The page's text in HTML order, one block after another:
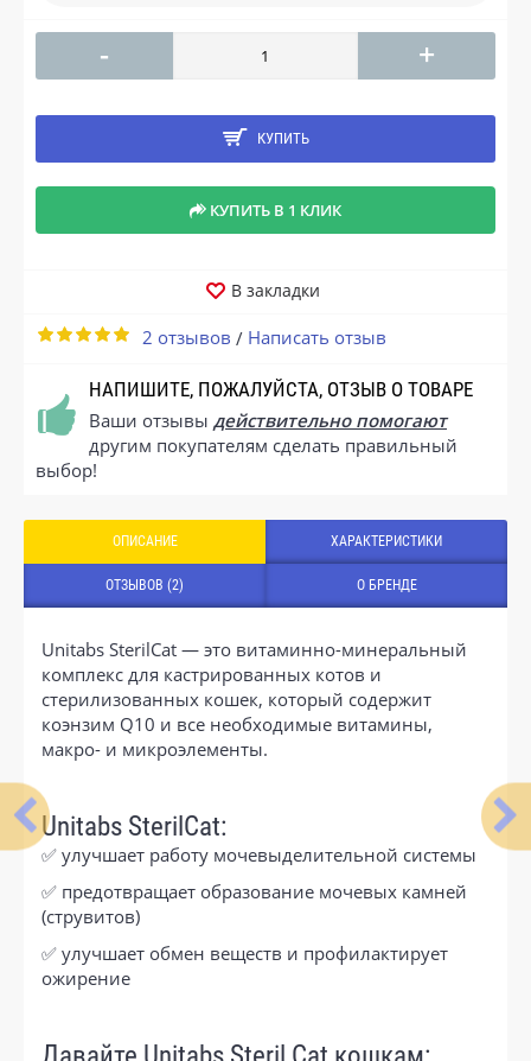
- +
КУПИТЬ
КУПИТЬ В 1 КЛИК
В закладки
2 отзывов / Написать отзыв
НАПИШИТЕ, ПОЖАЛУЙСТА, ОТЗЫВ О ТОВАРЕ
Ваши отзывы действительно помогают
другим покупателям сделать правильный
выбор!
ОПИСАНИЕ ХАРАКТЕРИСТИКИ
ОТЗЫВОВ (2) О БРЕНДЕ
Unitabs SterilCat — это витаминно-минеральный
комплекс для кастрированных котов и
стерилизованных кошек, который содержит
коэнзим Q10 и все необходимые витамины,
макро- и микроэлементы.
Unitabs SterilCat:
✅ улучшает работу мочевыделительной системы
✅ предотвращает образование мочевых камней
(струвитов)
✅ улучшает обмен веществ и профилактирует
ожирение
Давайте Unitabs Steril Cat кошкам: